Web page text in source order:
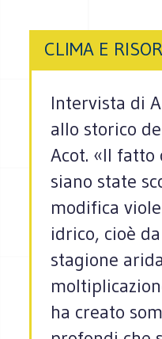
CLIMA E
Intervista di
allo storico
Acot. «Il
siano state
modifica
idrico, cioè
stagione
ha creato